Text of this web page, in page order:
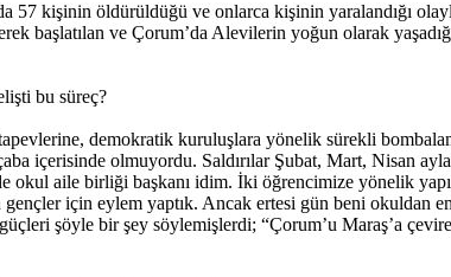
57 kişinin öldürüldüğü ve onlarca kişinin yaralandığı
başlatılan ve Çorum’da Alevilerin yoğun olarak
bu süreç?
demokratik kuruluşlara yönelik sürekli
içerisinde olmuyordu. Saldırılar Şubat, Mart, Nisan
okul aile birliği başkanı idim. İki öğrencimize yönelik
için eylem yaptık. Ancak ertesi gün beni okuldan
şöyle bir şey söylemişlerdi; “Çorum’u Maraş’a